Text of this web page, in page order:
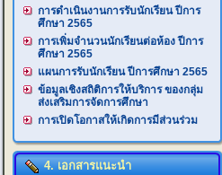
การดำเนินงานการรับนักเรียน ปีการ
ศึกษา 2565
การเพิ่มจำนวนนักเรียนต่อห้อง ปีการ
ศึกษา 2565
แผนการรับนักเรียน ปีการศึกษา 2565
ข้อมูลเชิงสถิติการให้บริการ ของกลุ่ม
ส่งเสริมการจัดการศึกษา
การเปิดโอกาสให้เกิดการมีส่วนร่วม
4. เอกสารแนะนำ